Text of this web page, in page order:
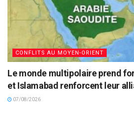
CONFLITS AU MOYEN-ORIENT
Le monde multipolaire prend
et Islamabad renforcent leur
07/08/2026